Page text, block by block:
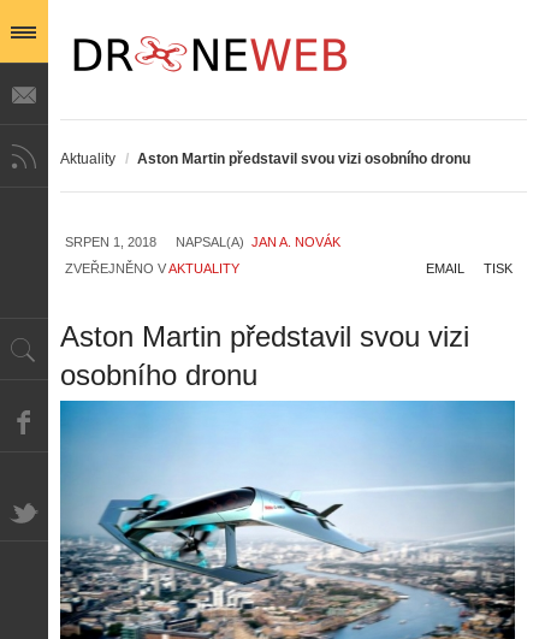
Aktuality / Aston Martin představil svou vizi osobního dronu
SRPEN 1, 2018 NAPSAL(A) JAN A. NOVÁK
ZVEŘEJNĚNO VAKTUALITY TISK
EMAIL
Aston Martin představil svou vizi
osobního dronu